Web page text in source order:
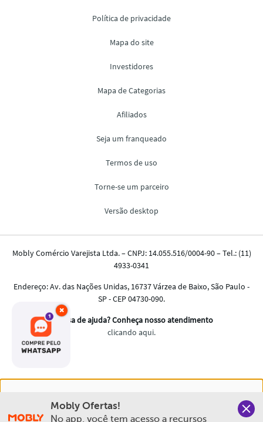
experiência na Mobly. Quando você navega no nosso site,
×
Mobly Ofertas!
No app, você tem acesso a recursos